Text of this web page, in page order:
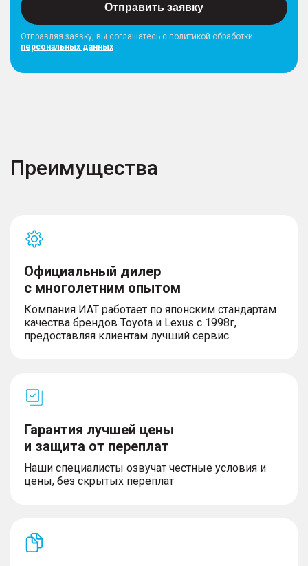
Отправить заявку
Отправляя заявку, вы соглашатесь с политикой обработки
персональных данных
Преимущества
Официальный дилер
с многолетним опытом
Компания ИАТ работает по японским стандартам
качества брендов Toyota и Lexus с 1998г,
предоставляя клиентам лучший сервис
Гарантия лучшей цены
и защита от переплат
Наши специалисты озвучат честные условия и
цены, без скрытых переплат